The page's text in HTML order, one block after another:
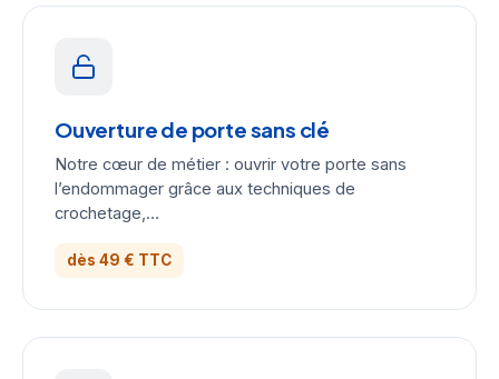
Ouverture de porte sans clé
Notre cœur de métier : ouvrir votre porte sans
l’endommager grâce aux techniques de
crochetage,…
dès 49 € TTC